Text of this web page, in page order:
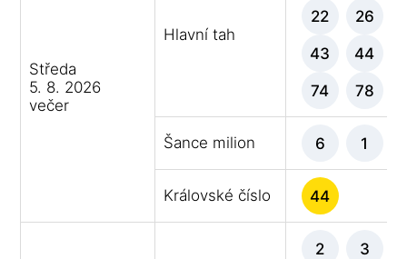
Středa
5. 8. 2026
večer
Hlavní tah
22 26
43 44
74 78
Šance milion 6 1
Královské číslo 44
2 3